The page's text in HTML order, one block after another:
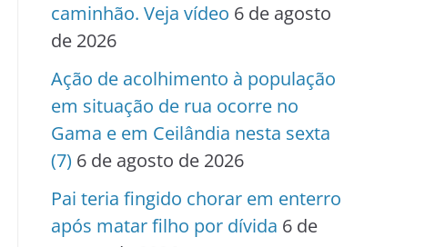
caminhão. Veja vídeo 6 de agosto
de 2026
Ação de acolhimento à população
em situação de rua ocorre no
Gama e em Ceilândia nesta sexta
(7) 6 de agosto de 2026
Pai teria fingido chorar em enterro
após matar filho por dívida 6 de